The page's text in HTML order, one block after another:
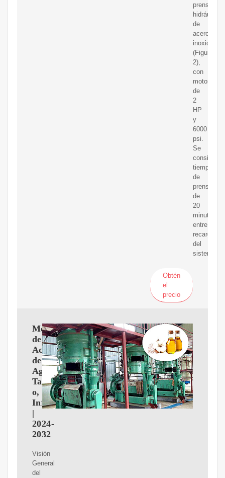
prensa
hidráulica
de
acero
inoxidable
(Figura
2),
con
motor
de
2
HP
y
6000
psi.
Se
tiempos
de
prensado
de
20
minutos
entre
recargas
del
sistema.
Obtén
el
precio
Mercado
de
Aceite
de
Aguacate,
Tama?
o,
Informe
|
2024-
2032
Visión
General
del